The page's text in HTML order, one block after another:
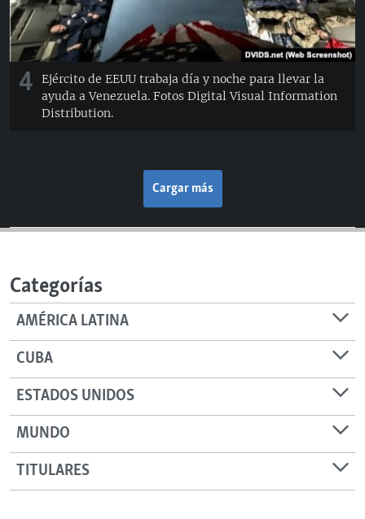
4
Ejército de EEUU trabaja día y noche para llevar la
ayuda a Venezuela. Fotos Digital Visual Information
Distribution.
Cargar más
Categorías
AMÉRICA LATINA
CUBA
ESTADOS UNIDOS
MUNDO
TITULARES